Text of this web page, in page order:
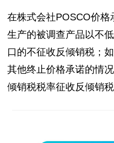
在株式会社POSCO价格
生产的被调查产品以不
口的不征收反倾销税；
其他终止价格承诺的情
倾销税税率征收反倾销税